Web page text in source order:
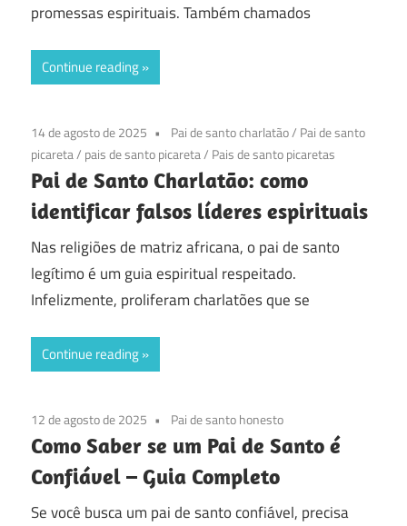
promessas espirituais. Também chamados
Continue reading
14 de agosto de 2025 Pai de santo charlatão/ Pai de santo
picareta/ pais de santo picareta/ Pais de santo picaretas
Pai de Santo Charlatão: como
identificar falsos líderes espirituais
Nas religiões de matriz africana, o pai de santo
legítimo é um guia espiritual respeitado.
Infelizmente, proliferam charlatões que se
Continue reading
12 de agosto de 2025 Pai de santo honesto
Como Saber se um Pai de Santo é
Confiável – Guia Completo
Se você busca um pai de santo confiável, precisa